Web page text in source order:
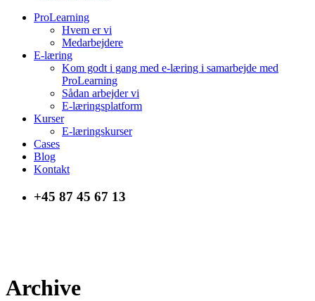
ProLearning
Hvem er vi
Medarbejdere
E-læring
Kom godt i gang med e-læring i samarbejde med
ProLearning
Sådan arbejder vi
E-læringsplatform
Kurser
E-læringskurser
Cases
Blog
Kontakt
+45 87 45 67 13
Archive